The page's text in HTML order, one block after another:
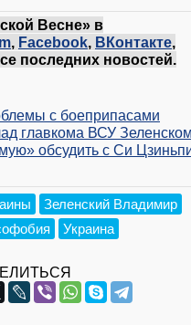
Весне» в
Facebook ВКонтакте
последних новостей.
с боеприпасами
главкома ВСУ
обсудить с Си
Зеленский Владимир
Украина